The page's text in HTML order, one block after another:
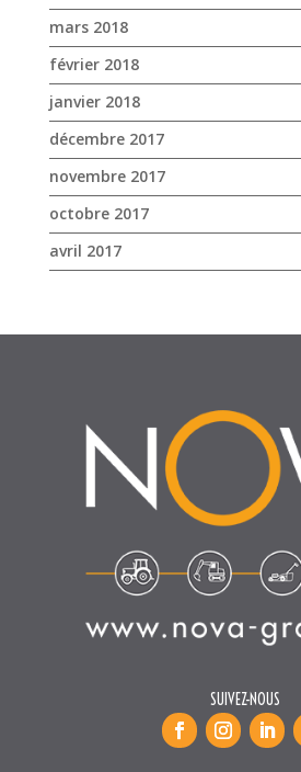
mars 2018
février 2018
janvier 2018
décembre 2017
novembre 2017
octobre 2017
avril 2017
SUIVEZ-NOUS